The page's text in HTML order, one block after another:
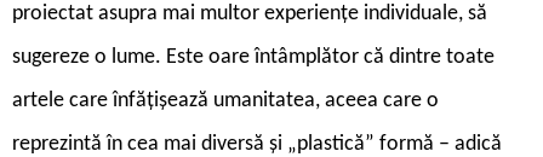
proiectat asupra mai multor experiențe individuale, să
sugereze o lume. Este oare întâmplător că dintre toate
artele care înfățișează umanitatea, aceea care o
reprezintă în cea mai diversă și „plastică” formă – adică